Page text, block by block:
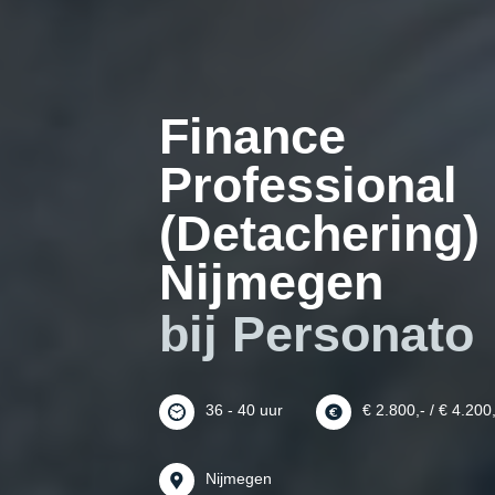
Finance
Professional
(Detachering)
Nijmegen
bij Personato
36 - 40 uur € 2.800,- / €
Nijmegen